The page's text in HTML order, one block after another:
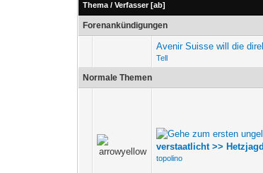
Thema /Verfasser [ab]
Forenankündigungen
Avenir Suisse will die
Tell
Normale Themen
verstaatlicht >>
topolino